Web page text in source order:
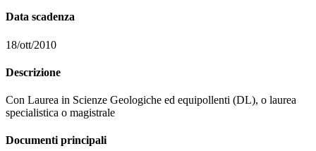
Data scadenza
18/ott/2010
Descrizione
Con Laurea in Scienze Geologiche ed equipollenti (DL), o laurea
specialistica o magistrale
Documenti principali